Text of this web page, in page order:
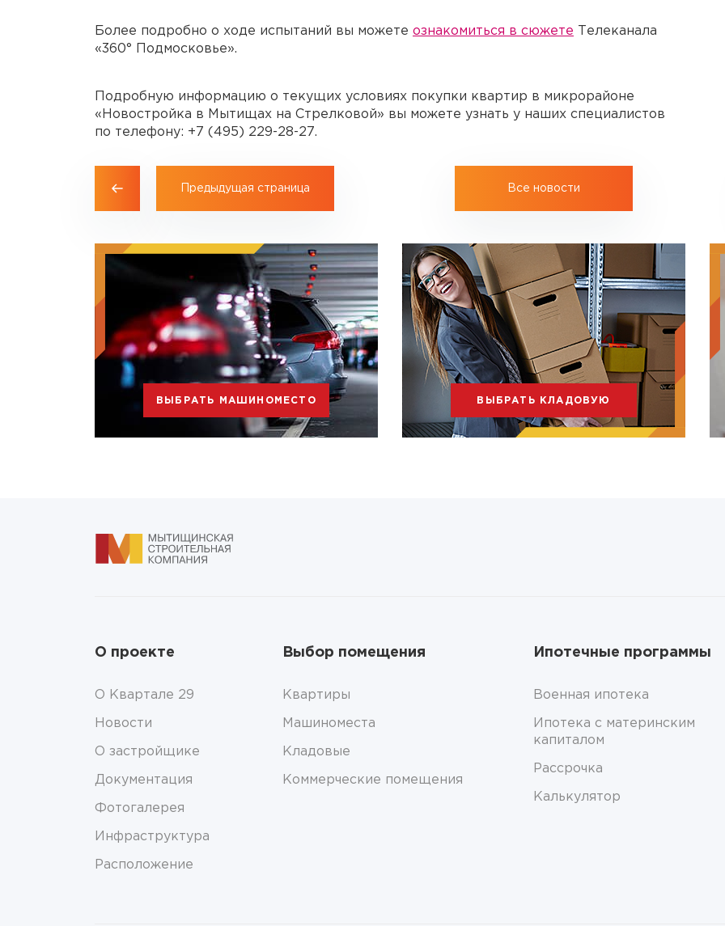
Более подробно о ходе испытаний вы можете ознакомиться в сюжете Телеканала
«360° Подмосковье».
Подробную информацию о текущих условиях покупки квартир в микрорайоне
«Новостройка в Мытищах на Стрелковой» вы можете узнать у наших специалистов
по телефону: +7 (495) 229-28-27.
Предыдущая страница Все новости
ВЫБРАТЬ МАШИНОМЕСТО ВЫБРАТЬ КЛАДОВУЮ
О проекте
О Квартале 29
Новости
О застройщике
Документация
Фотогалерея
Инфраструктура
Расположение
Выбор помещения
Квартиры
Машиноместа
Кладовые
Коммерческие помещения
Ипотечные программы
Военная ипотека
Ипотека с материнским
капиталом
Рассрочка
Калькулятор